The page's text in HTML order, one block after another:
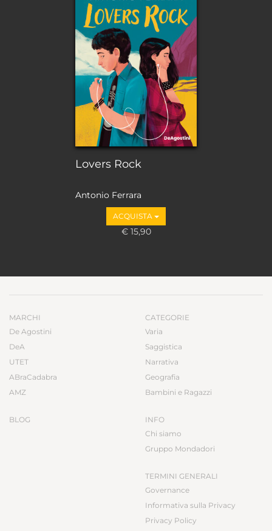
Lovers Rock
Antonio Ferrara
ACQUISTA
€ 15,90
MARCHI
De Agostini
DeA
UTET
ABraCadabra
AMZ
BLOG
CATEGORIE
Varia
Saggistica
Narrativa
Geografia
Bambini e Ragazzi
INFO
Chi siamo
Gruppo Mondadori
TERMINI GENERALI
Governance
Informativa sulla Privacy
Privacy Policy